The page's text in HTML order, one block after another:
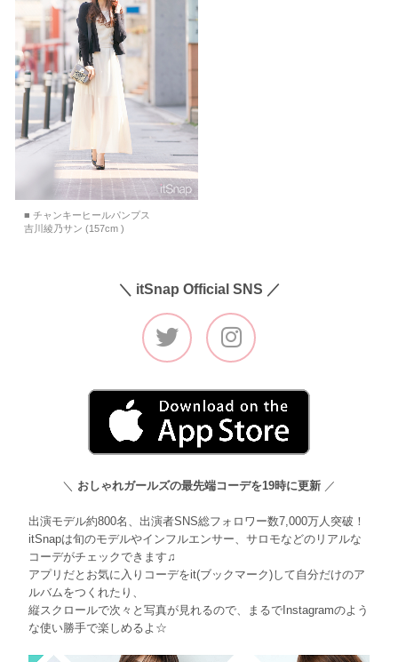
■ チャンキーヒールパンプス
吉川綾乃サン (157cm )
＼ itSnap Official SNS ／
＼ おしゃれガールズの最先端コーデを19時に更新 ／
出演モデル約800名、出演者SNS総フォロワー数7,000万人突破！
itSnapは旬のモデルやインフルエンサー、サロモなどのリアルな
コーデがチェックできます♫
アプリだとお気に入りコーデをit(ブックマーク)して自分だけのア
ルバムをつくれたり、
縦スクロールで次々と写真が見れるので、まるでInstagramのよう
な使い勝手で楽しめるよ☆